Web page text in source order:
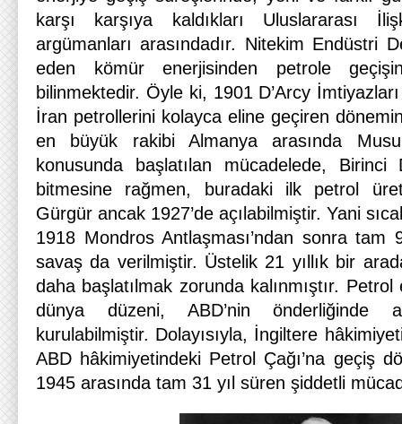
karşı karşıya kaldıkları Uluslararası
argümanları arasındadır. Nitekim Endüstri
eden kömür enerjisinden petrole
bilinmektedir. Öyle ki, 1901 D’Arcy
İran petrollerini kolayca eline geçiren
en büyük rakibi Almanya arasında
konusunda başlatılan mücadelede, Birinci
bitmesine rağmen, buradaki ilk petrol
Gürgür ancak 1927’de açılabilmiştir. Yani
1918 Mondros Antlaşması’ndan sonra tam
savaş da verilmiştir. Üstelik 21 yıllık bir
daha başlatılmak zorunda kalınmıştır.
dünya düzeni, ABD’nin önderliğinde
kurulabilmiştir. Dolayısıyla, İngiltere
ABD hâkimiyetindeki Petrol Çağı’na geçiş
1945 arasında tam 31 yıl süren şiddetli